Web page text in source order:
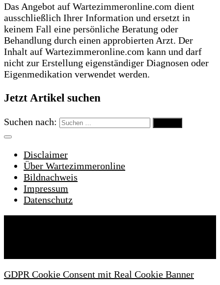
Das Angebot auf Wartezimmeronline.com dient
ausschließlich Ihrer Information und ersetzt in
keinem Fall eine persönliche Beratung oder
Behandlung durch einen approbierten Arzt. Der
Inhalt auf Wartezimmeronline.com kann und darf
nicht zur Erstellung eigenständiger Diagnosen oder
Eigenmedikation verwendet werden.
Jetzt Artikel suchen
Suchen nach:
Disclaimer
Über Wartezimmeronline
Bildnachweis
Impressum
Datenschutz
GDPR Cookie Consent mit Real Cookie Banner